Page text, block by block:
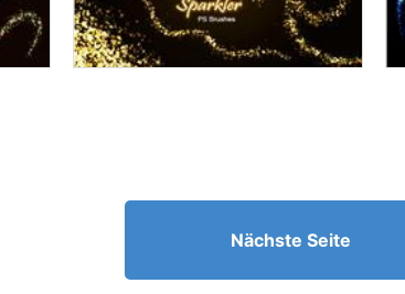
Nächste Seite